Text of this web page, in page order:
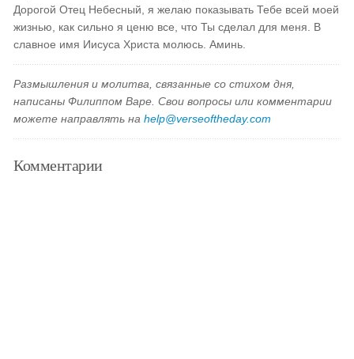
Дорогой Отец Небесный, я желаю показывать Тебе всей моей
жизнью, как сильно я ценю все, что Ты сделал для меня. В
славное имя Иисуса Христа молюсь. Аминь.
Размышления и молитва, связанные со стихом дня,
написаны Филиппом Варе. Свои вопросы или комментарии
можете направлять наhelp@verseoftheday.com
Комментарии